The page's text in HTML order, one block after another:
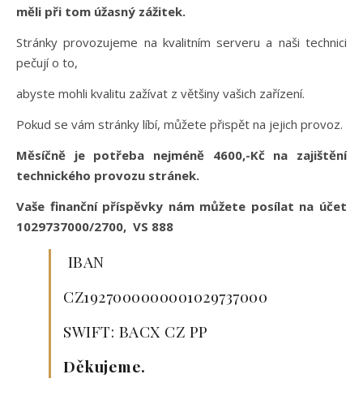
měli při tom úžasný zážitek.
Stránky provozujeme na kvalitním serveru a naši technici
pečují o to,
abyste mohli kvalitu zažívat z většiny vašich zařízení.
Pokud se vám stránky líbí, můžete přispět na jejich provoz.
Měsíčně je potřeba nejméně 4600,-Kč na zajištění
technického provozu stránek.
Vaše finanční příspěvky nám můžete posílat na účet
1029737000/2700, VS 888
IBAN
CZ1927000000001029737000
SWIFT: BACX CZ PP
Děkujeme.